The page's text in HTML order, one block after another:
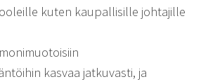
kuten kaupallisille johtajille
kasvaa jatkuvasti, ja